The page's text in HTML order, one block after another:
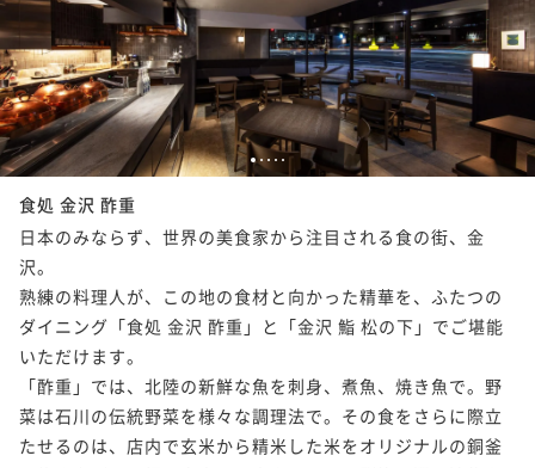
12 3 4 5
食処 金沢 酢重
日本のみならず、世界の美食家から注目される食の街、金
沢。
熟練の料理人が、この地の食材と向かった精華を、ふたつの
ダイニング「食処 金沢 酢重」と「金沢 鮨 松の下」でご堪能
いただけます。
「酢重」では、北陸の新鮮な魚を刺身、煮魚、焼き魚で。野
菜は石川の伝統野菜を様々な調理法で。その食をさらに際立
たせるのは、店内で玄米から精米した米をオリジナルの銅釜